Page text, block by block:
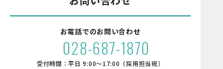
お電話でのお問い合わせ
028-687-1870
受付時間：平日 9:00〜17:00（採用担当宛）